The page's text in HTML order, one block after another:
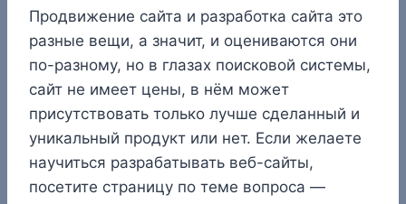
Продвижение сайта и разработка сайта это
разные вещи, а значит, и оцениваются они
по-разному, но в глазах поисковой системы,
сайт не имеет цены, в нём может
присутствовать только лучше сделанный и
уникальный продукт или нет. Если желаете
научиться разрабатывать веб-сайты,
посетите страницу по теме вопроса —